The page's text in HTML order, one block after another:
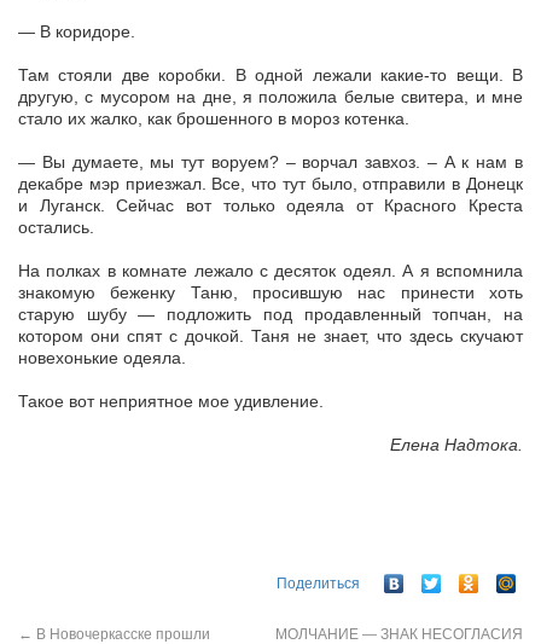
— В коридоре.
Там стояли две коробки. В одной лежали какие-то вещи. В
другую, с мусором на дне, я положила белые свитера, и мне
стало их жалко, как брошенного в мороз котенка.
— Вы думаете, мы тут воруем? – ворчал завхоз. – А к нам в
декабре мэр приезжал. Все, что тут было, отправили в Донецк
и Луганск. Сейчас вот только одеяла от Красного Креста
остались.
На полках в комнате лежало с десяток одеял. А я вспомнила
знакомую беженку Таню, просившую нас принести хоть
старую шубу — подложить под продавленный топчан, на
котором они спят с дочкой. Таня не знает, что здесь скучают
новехонькие одеяла.
Такое вот неприятное мое удивление.
Елена Надтока.
Поделиться
← В Новочеркасске прошли
МОЛЧАНИЕ — ЗНАК НЕСОГЛАСИЯ